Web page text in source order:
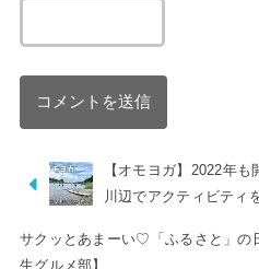
【オモヨガ】2022年
川辺でアクティビティ
サクッとあまーい♡「ふるさと」
生グルメ部】